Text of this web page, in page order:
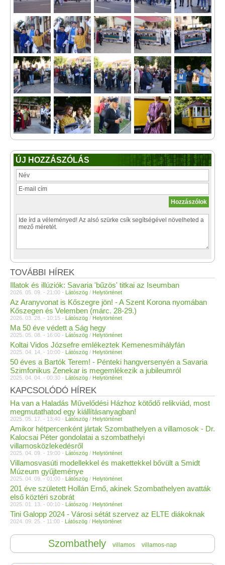
ÚJ HOZZÁSZÓLÁS
TOVÁBBI HÍREK
Illatok és illúziók: Savaria 'bűzös' titkai az Iseumban
2026. 05. 09. - 21:00 - Látószög / Helytörténet
Az Aranyvonat is Kőszegre jön! - A Szent Korona nyomában
Kőszegen és Velemben (márc. 28-29.)
2026. 03. 28. - 10:15 - Látószög / Helytörténet
Ma 50 éve védett a Ság hegy
2025. 05. 08. - 16:00 - Látószög / Helytörténet
Koltai Vidos Józsefre emlékeztek Kemenesmihályfán
2025. 04. 14. - 10:00 - Látószög / Helytörténet
50 éves a Bartók Terem! - Pénteki hangversenyén a Savaria
Szimfonikus Zenekar is megemlékezik a jubileumról
2025. 04. 04. - 00:30 - Látószög / Helytörténet
KAPCSOLÓDÓ HÍREK
Ha van a Haladás Művelődési Házhoz kötődő relikviád, most
megmutathatod egy kiállításanyagban!
2025. 05. 17. - 13:40 - Látószög / Helytörténet
Amikor hétpercenként jártak Szombathelyen a villamosok - Dr.
Kalocsai Péter gondolatai a szombathelyi
villamosközlekedésről
2025. 04. 09. - 19:00 - Látószög / Helytörténet
Villamosvasúti modellekkel és makettekkel bővült a Smidt
Múzeum gyűjteménye
2025. 04. 09. - 01:00 - Látószög / Helytörténet
201 éve született Hollán Ernő, akinek Szombathelyen avatták
első köztéri szobrát
2025. 01. 13. - 00:10 - Látószög / Helytörténet
Tini Galopp 2024 - Városi sétát szervez az ELTE diákoknak
2024. 09. 25. - 11:00 - Látószög / Helytörténet
Szombathely villamos villamos-nap